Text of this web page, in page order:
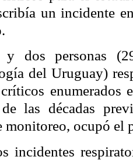
un incidente
y dos personas
del Uruguay)
enumerados
de las décadas
monitoreo, ocupó el
incidentes